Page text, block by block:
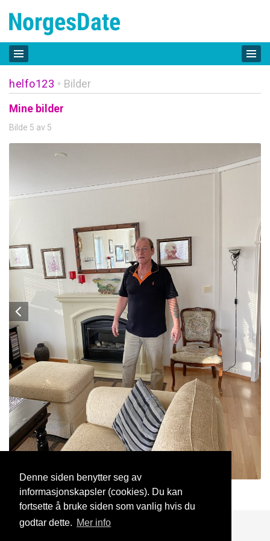
Denne siden benytter seg av
informasjonskapsler (cookies). Du kan
fortsette å bruke siden som vanlig hvis du
godtar dette. Mer info
helfo123 » Bilder
Mine bilder
Bilde 5 av 5
helfo123 15 Nov, 2020
Blogg Support Kontakt oss